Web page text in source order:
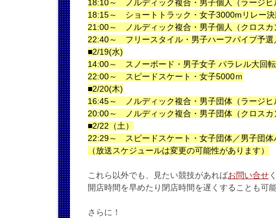
18:10～ ノルディック複合・男子個人（ラージヒ
18:15～ ショートトラック・女子3000mリレー
21:00～ ノルディック複合・男子個人（クロスカ
22:40～ フリースタイル・男子ハーフパイプ予選
■2/19(水)
14:00～ スノーボード・男子女子 パラレル大回
22:00～ スピードスケート・女子5000ｍ
■2/20(木)
16:45～ ノルディック複合・男子団体（ラージヒ
20:00～ ノルディック複合・男子団体（クロスカ
■2/22（土）
22:29～ スピードスケート・女子団体／男子団
（放送スケジュールは変更の可能性があります）
これら以外でも、見たい競技があればお問い合せ
開店時間を早めたり閉店時間を遅くすることも可
さらに！